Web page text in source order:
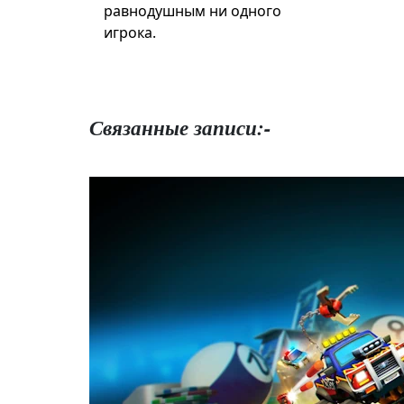
равнодушным ни одного
игрока.
Связанные записи:-